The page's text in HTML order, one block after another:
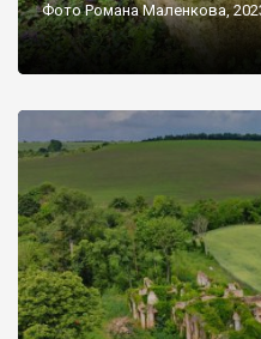
Фото Романа Маленкова,